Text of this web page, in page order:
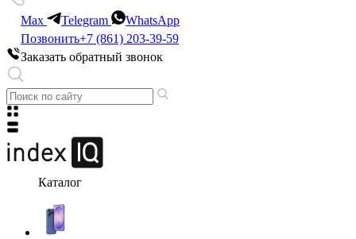
Max Telegram
WhatsApp
Позвонить+7 (861) 203-39-59
Заказать обратный звонок
Каталог